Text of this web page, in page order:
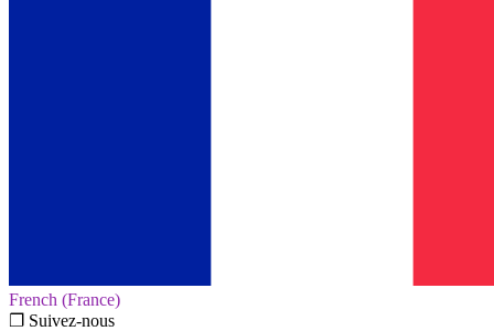
French (France)‎
❐ Suivez-nous